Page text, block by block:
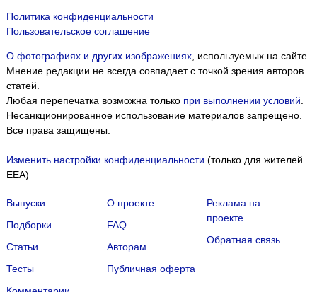
Политика конфиденциальности
Пользовательское соглашение
О фотографиях и других изображениях, используемых на сайте.
Мнение редакции не всегда совпадает с точкой зрения авторов
статей.
Любая перепечатка возможна только при выполнении условий.
Несанкционированное использование материалов запрещено.
Все права защищены.
Изменить настройки конфиденциальности (только для жителей
EEA)
Выпуски
Подборки
Статьи
Тесты
О проекте
FAQ
Авторам
Публичная оферта
Реклама на
проекте
Обратная связь